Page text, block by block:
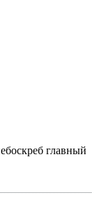
главный